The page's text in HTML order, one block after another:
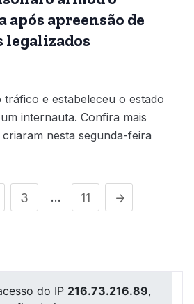
apreensão de
legalizados
e estabeleceu o estado
internauta. Confira mais
nesta segunda-feira
3 … 11